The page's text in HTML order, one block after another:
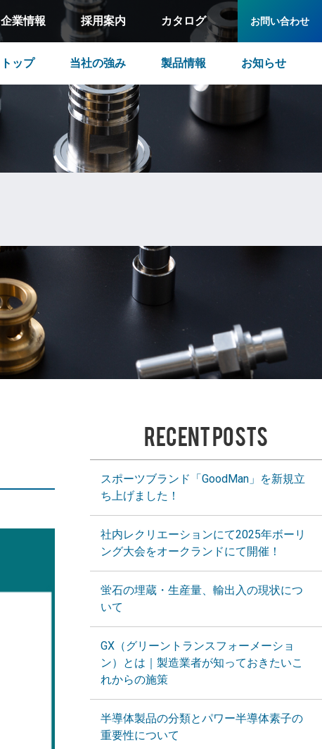
トップ 当社の強み 製品情報 お知らせ
企業情報 採用案内 カタログ お問い合わせ
RECENT POSTS
スポーツブランド「GoodMan」を新規立
ち上げました！
社内レクリエーションにて2025年ボーリ
ング大会をオークランドにて開催！
蛍石の埋蔵・生産量、輸出入の現状につ
いて
GX（グリーントランスフォーメーショ
ン）とは｜製造業者が知っておきたいこ
れからの施策
半導体製品の分類とパワー半導体素子の
重要性について